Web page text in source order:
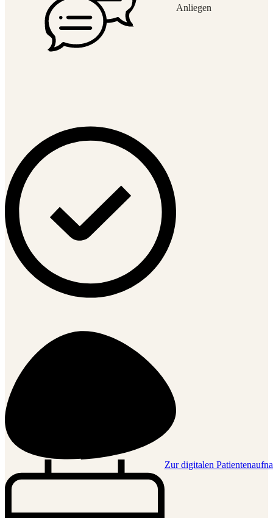
Anliegen
Zur digitalen